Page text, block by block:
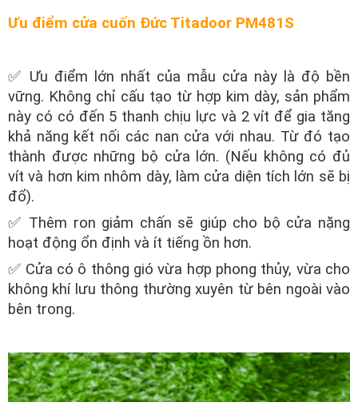
Ưu điểm cửa cuốn Đức Titadoor PM481S
✅ Ưu điểm lớn nhất của mẫu cửa này là độ bền
vững. Không chỉ cấu tạo từ hợp kim dày, sản phẩm
này có có đến 5 thanh chịu lực và 2 vít để gia tăng
khả năng kết nối các nan cửa với nhau. Từ đó tạo
thành được những bộ cửa lớn. (Nếu không có đủ
vít và hơn kim nhôm dày, làm cửa diện tích lớn sẽ bị
đổ).
✅ Thêm ron giảm chấn sẽ giúp cho bộ cửa nặng
hoạt động ổn định và ít tiếng ồn hơn.
✅ Cửa có ô thông gió vừa hợp phong thủy, vừa cho
không khí lưu thông thường xuyên từ bên ngoài vào
bên trong.